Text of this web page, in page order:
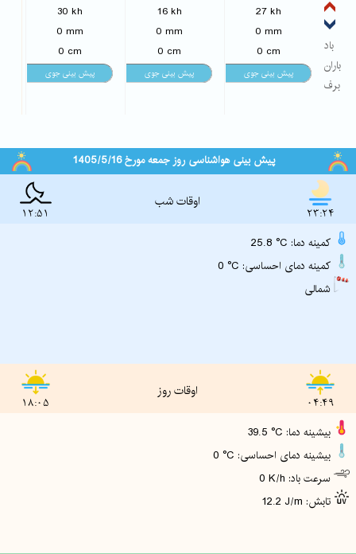
باد
باران
برف
27 kh
0 mm
0 cm
16 kh
0 mm
0 cm
30 kh
0 mm
0 cm
پیش بینی هواشناسی روز جمعه مورخ 1405/5/16
12:51
اوقات شب
23:24
25.8 °C :کمینه دما
0 °C :کمینه دمای احساسی
شمالی
18:05
اوقات روز
04:49
39.5 °C :بیشینه دما
0 °C :بیشینه دمای احساسی
0 K/h :سرعت باد
12.2 J/m :تابش